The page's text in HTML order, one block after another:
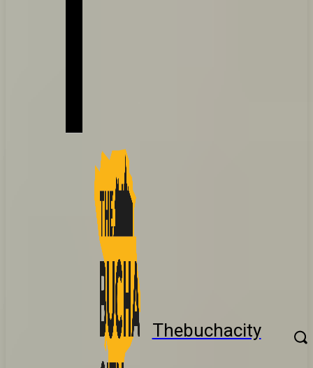
Thebuchacity